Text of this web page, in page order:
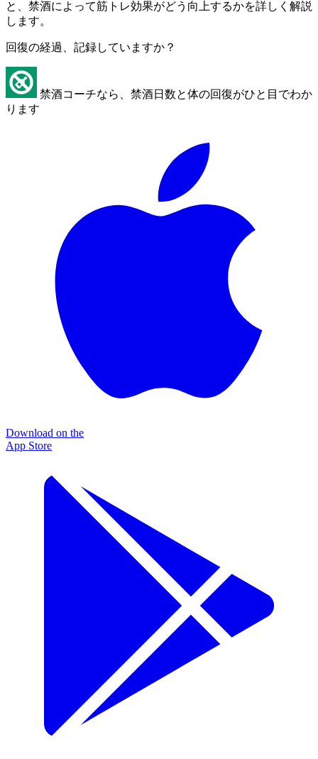
と、禁酒によって筋トレ効果がどう向上するかを詳しく解説
します。
回復の経過、記録していますか？
禁酒コーチなら、禁酒日数と体の回復がひと目でわか
ります
Download on the
App Store